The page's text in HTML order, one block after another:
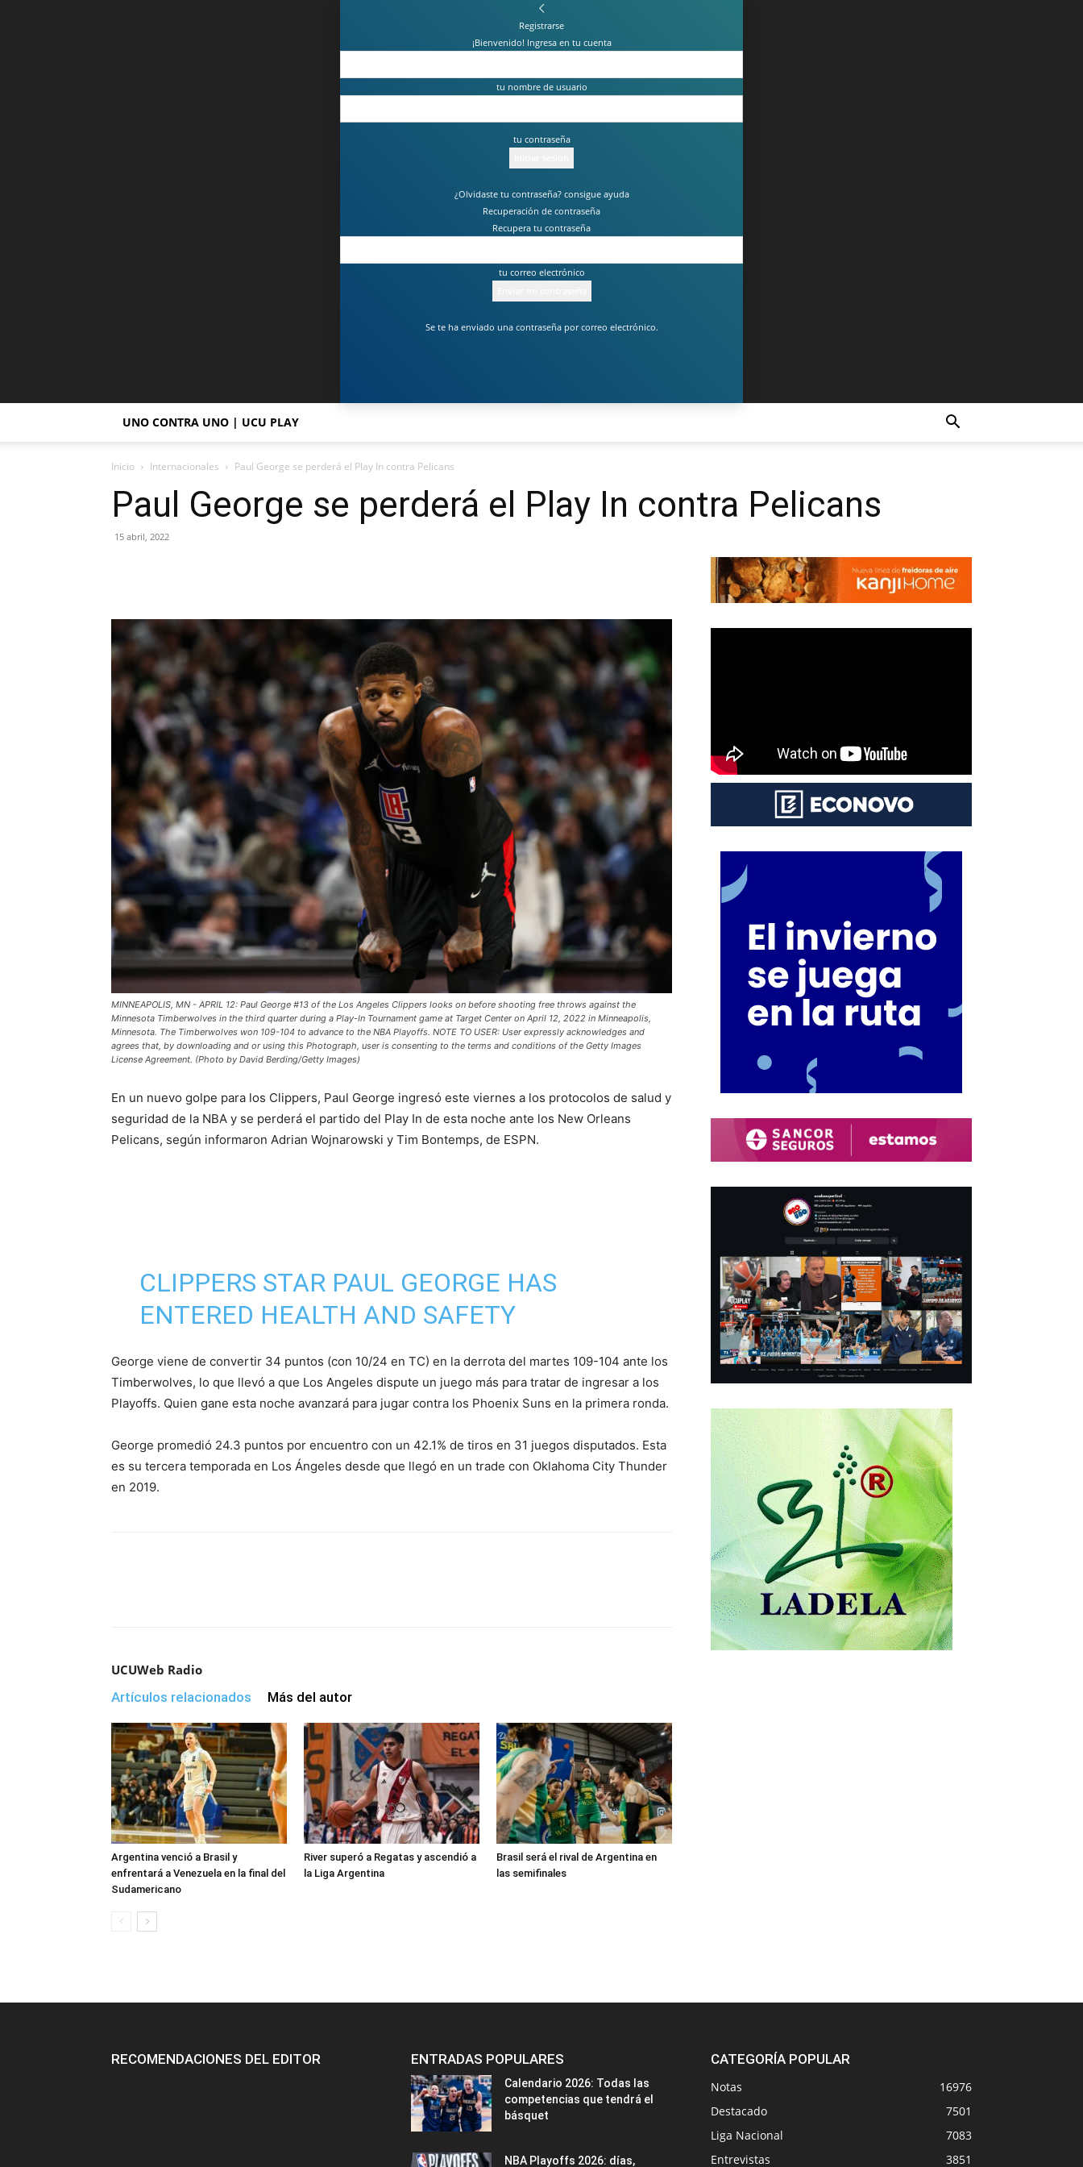
Registrarse
¡Bienvenido! Ingresa en tu cuenta
tu nombre de usuario
tu contraseña
¿Olvidaste tu contraseña? consigue ayuda
Recuperación de contraseña
Recupera tu contraseña
tu correo electrónico
Se te ha enviado una contraseña por correo electrónico.
UNO CONTRA UNO | UCU PLAY
Inicio Internacionales Paul George se perderá el Play In contra Pelicans
Paul George se perderá el Play In contra Pelicans
15 abril, 2022
MINNEAPOLIS, MN - APRIL 12: Paul George #13 of the Los Angeles Clippers looks on before shooting free throws against the
Minnesota Timberwolves in the third quarter during a Play-In Tournament game at Target Center on April 12, 2022 in Minneapolis,
Minnesota. The Timberwolves won 109-104 to advance to the NBA Playoffs. NOTE TO USER: User expressly acknowledges and
agrees that, by downloading and or using this Photograph, user is consenting to the terms and conditions of the Getty Images
License Agreement. (Photo by David Berding/Getty Images)
En un nuevo golpe para los Clippers, Paul George ingresó este viernes a los protocolos de salud y
seguridad de la NBA y se perderá el partido del Play In de esta noche ante los New Orleans
Pelicans, según informaron Adrian Wojnarowski y Tim Bontemps, de ESPN.
CLIPPERS STAR PAUL GEORGE HAS
ENTERED HEALTH AND SAFETY
PROTOCOLS AND WILL MISS TONIGHT'S
PLAY-IN GAME VS. NEW ORLEANS,
SOURCES TELL@TIMBONTEMPSAND ME.
— Adrian Wojnarowski (@wojespn) April 15, 2022
George viene de convertir 34 puntos (con 10/24 en TC) en la derrota del martes 109-104 ante los
Timberwolves, lo que llevó a que Los Angeles dispute un juego más para tratar de ingresar a los
Playoffs. Quien gane esta noche avanzará para jugar contra los Phoenix Suns en la primera ronda.
George promedió 24.3 puntos por encuentro con un 42.1% de tiros en 31 juegos disputados. Esta
es su tercera temporada en Los Ángeles desde que llegó en un trade con Oklahoma City Thunder
en 2019.
UCUWeb Radio
Artículos relacionados
Más del autor
Argentina venció a Brasil y
enfrentará a Venezuela en la final del
Sudamericano
River superó a Regatas y ascendió a
la Liga Argentina
Brasil será el rival de Argentina en
las semifinales
RECOMENDACIONES DEL EDITOR ENTRADAS POPULARES
Calendario 2026: Todas las
competencias que tendrá el
básquet
NBA Playoffs 2026: días,
CATEGORÍA POPULAR
Notas
16976
Destacado
7501
Liga Nacional
7083
Entrevistas
3851